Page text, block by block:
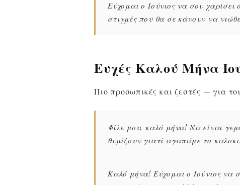
Εύχομαι ο Ιούνιος να σου
στιγμές που θα σε κάνουν να
Ευχές Καλού Μήνα
Πιο προσωπικές και ζεστές — για
Φίλε μου, καλό μήνα! Να είναι
θυμίζουν γιατί αγαπάμε το
Καλό μήνα! Εύχομαι ο Ιούνιος να